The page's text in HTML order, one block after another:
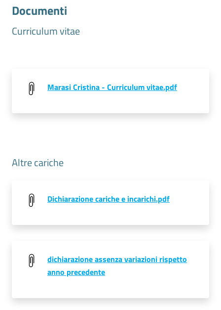
Prenotazioni
Accedi
Registrati
Documenti
Curriculum vitae
Marasi Cristina - Curriculum vitae.pdf
Altre cariche
Dichiarazione cariche e incarichi.pdf
dichiarazione assenza variazioni rispetto
anno precedente